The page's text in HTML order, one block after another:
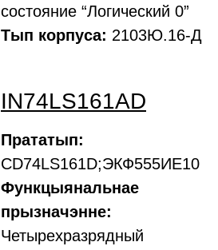
состояние “Логический 0”
Тып корпуса: 2103Ю.16-Д
IN74LS161AD
Прататып:
CD74LS161D;ЭКФ555ИЕ10
Функцыянальнае
прызначэнне:
Четырехразрядный